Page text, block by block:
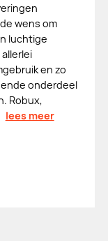
wens om
luchtige
en zo
onderdeel
Robux,
lees meer